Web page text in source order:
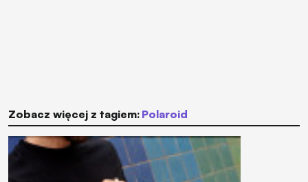
Zobacz więcej z tagiem: Polaroid